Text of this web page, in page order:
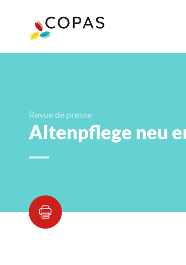
Revue de presse
Altenpflege neu